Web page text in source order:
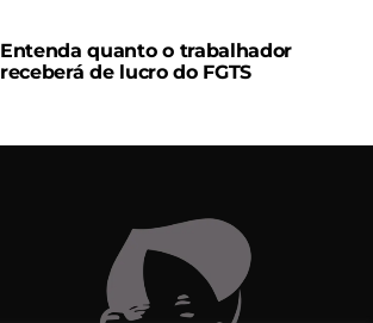
Entenda quanto o trabalhador
receberá de lucro do FGTS